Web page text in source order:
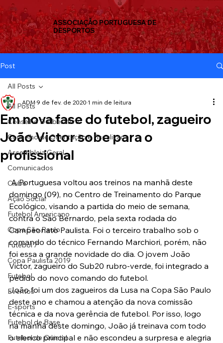
ASSOCIAÇÃO PORTUGUESA DE
DESPORTOS
Post
All Posts
Conselho Deliberativo
Conselho de Orientação e Fiscalizaç
Assembleia Geral
Comunicados
Clube
Ação Social
Futebol Americano
Copa São Paulo
Futebol 7
Copa Paulista 2019
Futebol
Eventos
E-sports
Futebol de Base
Futebol de Quintal
All Posts
Em nova fase do futebol, zagueiro
João Victor sobe para o
profissional
ADM 9 de fev. de 2020 1 min de leitura
A Portuguesa voltou aos treinos na manhã deste
domingo (09), no Centro de Treinamento do Parque
Ecológico, visando a partida do meio de semana,
contra o São Bernardo, pela sexta rodada do
Campeonato Paulista. Foi o terceiro trabalho sob o
comando do técnico Fernando Marchiori, porém, não
foi essa a grande novidade do dia. O jovem João
Victor, zagueiro do Sub20 rubro-verde, foi integrado a
pedido do novo comando do futebol.
João foi um dos zagueiros da Lusa na Copa São Paulo
deste ano e chamou a atenção da nova comissão
técnica e da nova gerência de futebol. Por isso, logo
na manhã deste domingo, João já treinava com todo
o elenco principal e não escondeu a surpresa e alegria